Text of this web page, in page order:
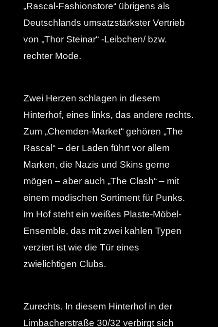
„Rascal-Fashionstore“ übrigens als
Deutschlands umsatzstärkster Vertrieb
von „Thor Steinar“ -Leibchen/ bzw.
rechter Mode.
Zwei Herzen schlagen in diesem
Hinterhof, eines links, das andere rechts.
Zum „Chemden-Market“ gehören „The
Rascal“ – der Laden führt vor allem
Marken, die Nazis und Skins gerne
mögen – aber auch „The Clash“ – mit
einem modischen Sortiment für Punks.
Im Hof steht ein weißes Plaste-Möbel-
Ensemble, das mit zwei kahlen Typen
verziert ist wie die Tür eines
zwielichtigen Clubs.
Zurechts. In diesem Hinterhof in der
Limbacherstraße 30/32 verbirgt sich